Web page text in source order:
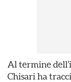
Al termine
Chisari ha